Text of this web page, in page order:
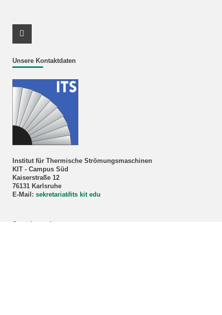
Unsere Kontaktdaten
Institut für Thermische Strömungsmaschinen
KIT - Campus Süd
Kaiserstraße 12
76131 Karlsruhe
E-Mail: sekretariat∂its kit edu
Sprechstunde
Youtube Profil